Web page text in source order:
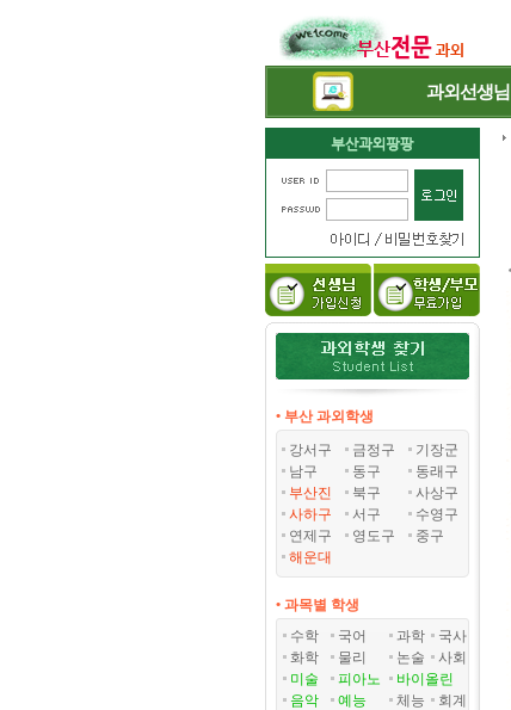
과외선생님
• 부산 과외학생
강서구
금정구
기장군
남구
동구
동래구
부산진
북구
사상구
사하구
서구
수영구
연제구
영도구
중구
해운대
• 과목별 학생
수학
국어 과학
국사
화학
물리 논술
사회
미술
피아노
바이올린
음악
예능 체능
회계